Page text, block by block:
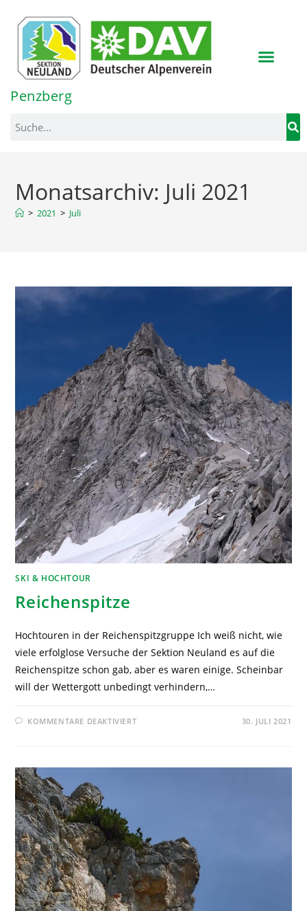
springen
Penzberg
Monatsarchiv: Juli 2021
> 2021 > Juli
SKI & HOCHTOUR
Reichenspitze
Hochtouren in der Reichenspitzgruppe Ich weiß nicht, wie
viele erfolglose Versuche der Sektion Neuland es auf die
Reichenspitze schon gab, aber es waren einige. Scheinbar
will der Wettergott unbedingt verhindern,…
KOMMENTARE DEAKTIVIERT 30. JULI 2021